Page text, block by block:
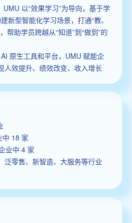
以“效果学习”为导向，基于学
新型智能化学习场景，打通“教、
帮助学员跨越从“知道”到“做到”的
原生工具和平台，UMU 赋能企
人效提升、绩效改变、收入增长
中 18 家
业中 4 家
泛零售、新智造、大服务等行业